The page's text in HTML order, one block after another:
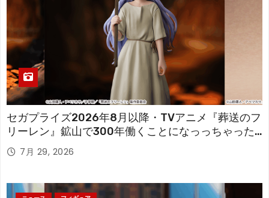
セガプライズ2026年8月以降・TVアニメ『葬送のフ
リーレン』鉱山で300年働くことになっっちゃった
「フリーレン」を立体化！
7月 29, 2026